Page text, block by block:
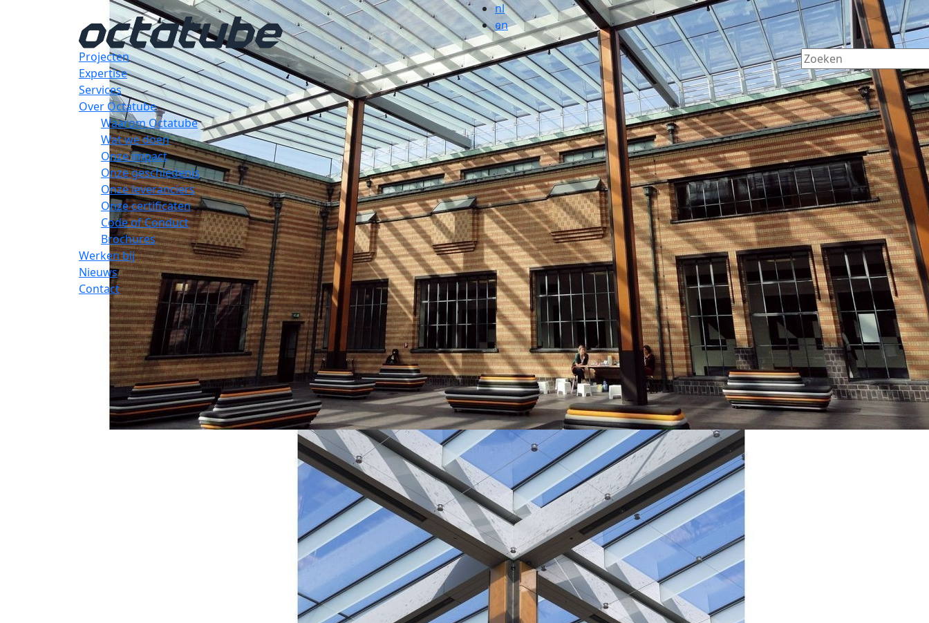
nl
en
Projecten
Expertise
Services
Over Octatube
Waarom Octatube
Wat we doen
Onze impact
Onze geschiedenis
Onze leveranciers
Onze certificaten
Code of Conduct
Brochures
Werken bij
Nieuws
Contact